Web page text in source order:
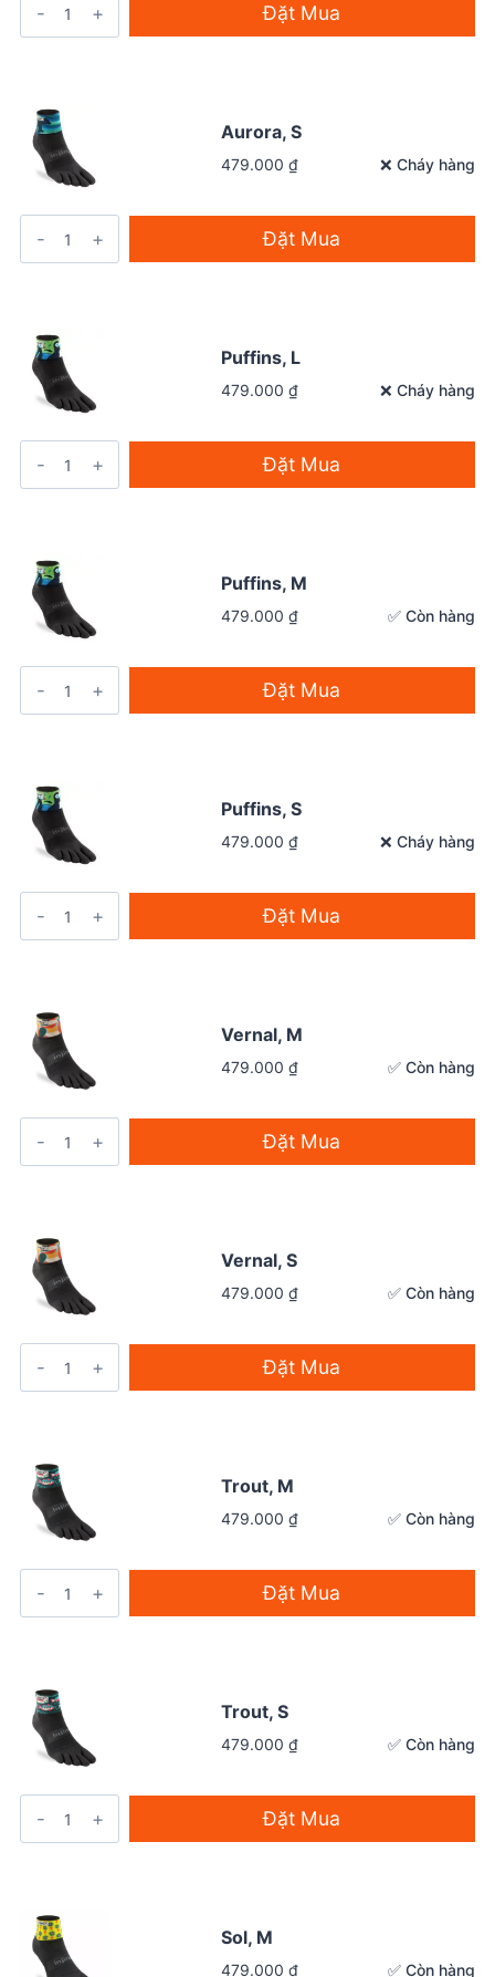
Đặt Mua
Aurora, S
479.000 ₫ ❌ Cháy hàng
Đặt Mua
Puffins, L
479.000 ₫ ❌ Cháy hàng
Đặt Mua
Puffins, M
479.000 ₫ ✅ Còn hàng
Đặt Mua
Puffins, S
479.000 ₫ ❌ Cháy hàng
Đặt Mua
Vernal, M
479.000 ₫ ✅ Còn hàng
Đặt Mua
Vernal, S
479.000 ₫ ✅ Còn hàng
Đặt Mua
Trout, M
479.000 ₫ ✅ Còn hàng
Đặt Mua
Trout, S
479.000 ₫ ✅ Còn hàng
Đặt Mua
Sol, M
479.000 ₫ ✅ Còn hàng